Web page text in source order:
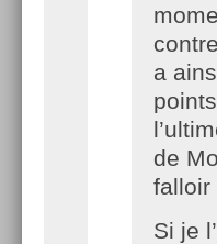
a
de
falloir
Si je